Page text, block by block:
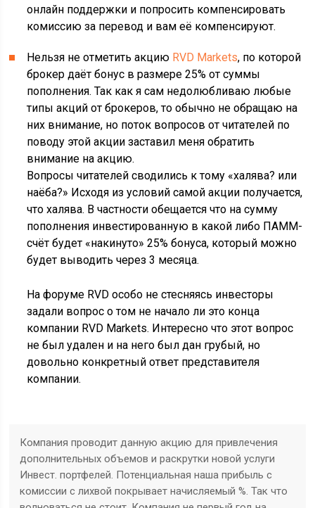
онлайн поддержки и попросить компенсировать
комиссию за перевод и вам её компенсируют.
Нельзя не отметить акцию RVD Markets, по которой
брокер даёт бонус в размере 25% от суммы
пополнения. Так как я сам недолюбливаю любые
типы акций от брокеров, то обычно не обращаю на
них внимание, но поток вопросов от читателей по
поводу этой акции заставил меня обратить
внимание на акцию.
Вопросы читателей сводились к тому «халява? или
наёба?» Исходя из условий самой акции получается,
что халява. В частности обещается что на сумму
пополнения инвестированную в какой либо ПАММ-
счёт будет «накинуто» 25% бонуса, который можно
будет выводить через 3 месяца.
На форуме RVD особо не стесняясь инвесторы
задали вопрос о том не начало ли это конца
компании RVD Markets. Интересно что этот вопрос
не был удален и на него был дан грубый, но
довольно конкретный ответ представителя
компании.
Компания проводит данную акцию для привлечения
дополнительных объемов и раскрутки новой услуги
Инвест. портфелей. Потенциальная наша прибыль с
комиссии с лихвой покрывает начисляемый %. Так что